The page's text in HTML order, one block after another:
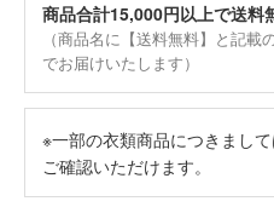
商品合計15,000円以上で送料
（商品名に【送料無料】と記
でお届けいたします）
※一部の衣類商品につきまし
ご確認いただけます。